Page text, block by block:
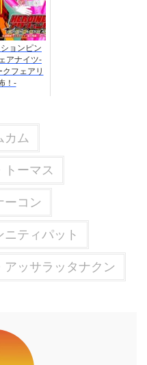
ョンピン
アナイツ-
フェアリ
！-
カム
トーマス
ーコン
ティパット
アッサラッタナクン